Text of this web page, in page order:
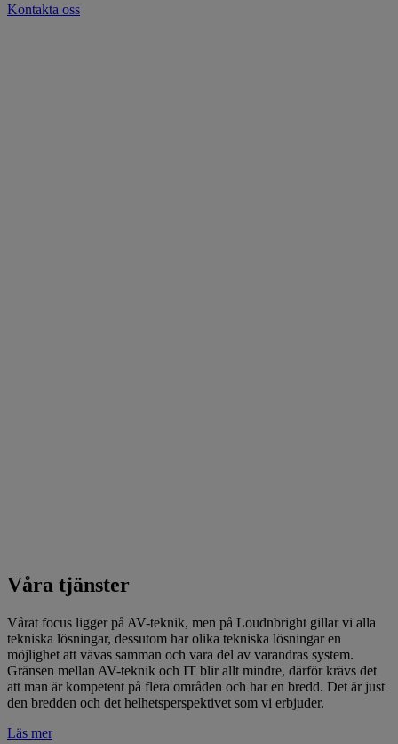
Kontakta oss
Våra tjänster
Vårat focus ligger på AV-teknik, men på Loudnbright gillar vi alla
tekniska lösningar, dessutom har olika tekniska lösningar en
möjlighet att vävas samman och vara del av varandras system.
Gränsen mellan AV-teknik och IT blir allt mindre, därför krävs det
att man är kompetent på flera områden och har en bredd. Det är just
den bredden och det helhetsperspektivet som vi erbjuder.
Läs mer